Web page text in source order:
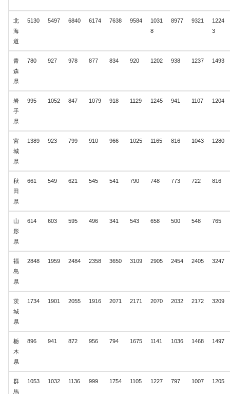
北
海
道
5130 5497 6840 6174 7638 9584
1031
8
8977 9321
1224
3
青
森
県
780 927 978 877 834 920 1202 938 1237 1493
岩
手
県
995 1052 847 1079 918 1129 1245 941 1107 1204
宮
城
県
1389 923 799 910 966 1025 1165 816 1043 1280
秋
田
県
661 549 621 545 541 790 748 773 722 816
山
形
県
614 603 595 496 341 543 658 500 548 765
福
島
県
2848 1959 2484 2358 3650 3109 2905 2454 2405 3247
茨
城
県
1734 1901 2055 1916 2071 2171 2070 2032 2172 3209
栃
木
県
896 941 872 956 794 1675 1141 1036 1468 1497
群
馬
1053 1032 1136 999 1754 1105 1227 797 1007 1205